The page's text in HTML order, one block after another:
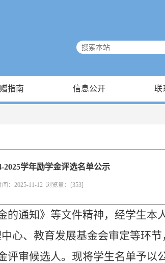
指南 信息公开 联
2025学年励学金评选名单公示
：2025-11-12 浏览量：[353]
的通知》等文件精神，经学生本
心、教育发展基金会审定等环
评审候选人。现将学生名单予以